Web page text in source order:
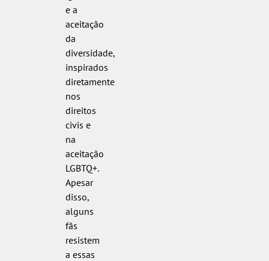
e a
aceitação
da
diversidade,
inspirados
diretamente
nos
direitos
civis e
na
aceitação
LGBTQ+.
Apesar
disso,
alguns
fãs
resistem
a essas